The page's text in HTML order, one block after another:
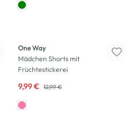
One Way
Mädchen Shorts mit
Früchtestickerei
9,99 € 12,99 €